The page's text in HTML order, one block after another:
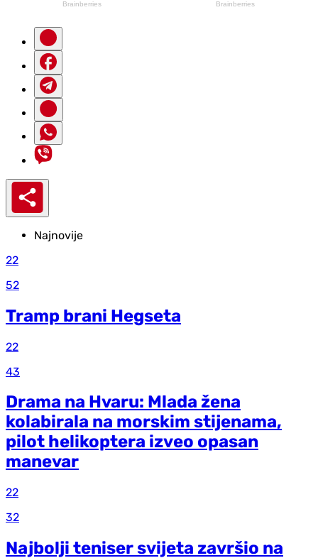
Najnovije
22
52
Tramp brani Hegseta
22
43
Drama na Hvaru: Mlada žena
kolabirala na morskim stijenama,
pilot helikoptera izveo opasan
manevar
22
32
Najbolji teniser svijeta završio na